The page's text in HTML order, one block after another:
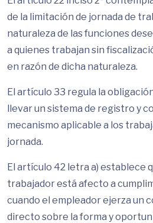
de la limitación de jornada de
naturaleza de las funciones
a quienes trabajan sin
en razón de dicha naturaleza.
El artículo 33 regula la
llevar un sistema de registro y
mecanismo aplicable a los
jornada.
El artículo 42 letra a) establece
trabajador está afecto a
cuando el empleador ejerza un
directo sobre la forma y